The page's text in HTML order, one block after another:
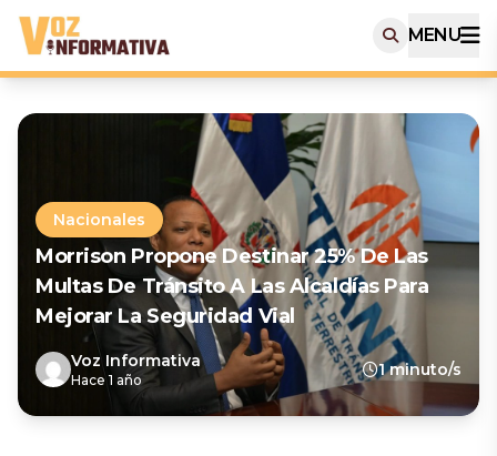
MENU
Nacionales
Morrison Propone Destinar 25% De Las
Multas De Tránsito A Las Alcaldías Para
Mejorar La Seguridad Vial
Voz Informativa
Hace 1 año
1 minuto/s